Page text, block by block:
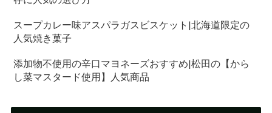
スープカレー味アスパラガスビスケット|北海道限定の
人気焼き菓子
添加物不使用の辛口マヨネーズおすすめ|松田の【から
し菜マスタード使用】人気商品